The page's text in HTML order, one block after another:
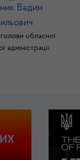
Вадим
обласної
адміністрації